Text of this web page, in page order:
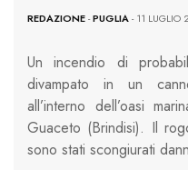
REDAZIONE-PUGLIA- 11 LUGLIO
Un incendio di
divampato in un
all’interno dell’oasi
Guaceto (Brindisi). Il
sono stati scongiurati